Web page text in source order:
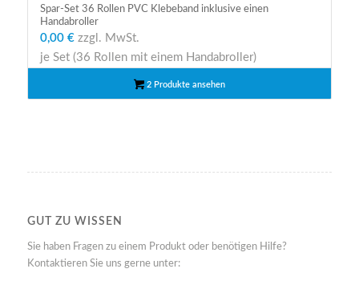
Spar-Set 36 Rollen PVC Klebeband inklusive einen
Handabroller
0,00 €zzgl. MwSt.
je Set (36 Rollen mit einem Handabroller)
2 Produkte ansehen
GUT ZU WISSEN
Sie haben Fragen zu einem Produkt oder benötigen Hilfe?
Kontaktieren Sie uns gerne unter: